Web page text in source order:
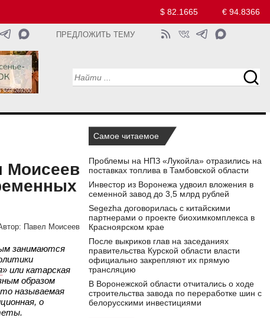
$ 82.1665 € 94.8366
ПРЕДЛОЖИТЬ ТЕМУ
Моисеев
Павел Моисеев
занимаются
» или катарская
образом
называемая
о
Самое читаемое
Проблемы на НПЗ «Лукойла» отразились на
поставках топлива в Тамбовской области
Инвестор из Воронежа удвоил вложения в
семенной завод до 3,5 млрд рублей
Segezha договорилась с китайскими
партнерами о проекте биохимкомплекса в
Красноярском крае
После выкриков глав на заседаниях
правительства Курской области власти
официально закрепляют их прямую
трансляцию
В Воронежской области отчитались о ходе
строительства завода по переработке шин с
белорусскими инвестициями